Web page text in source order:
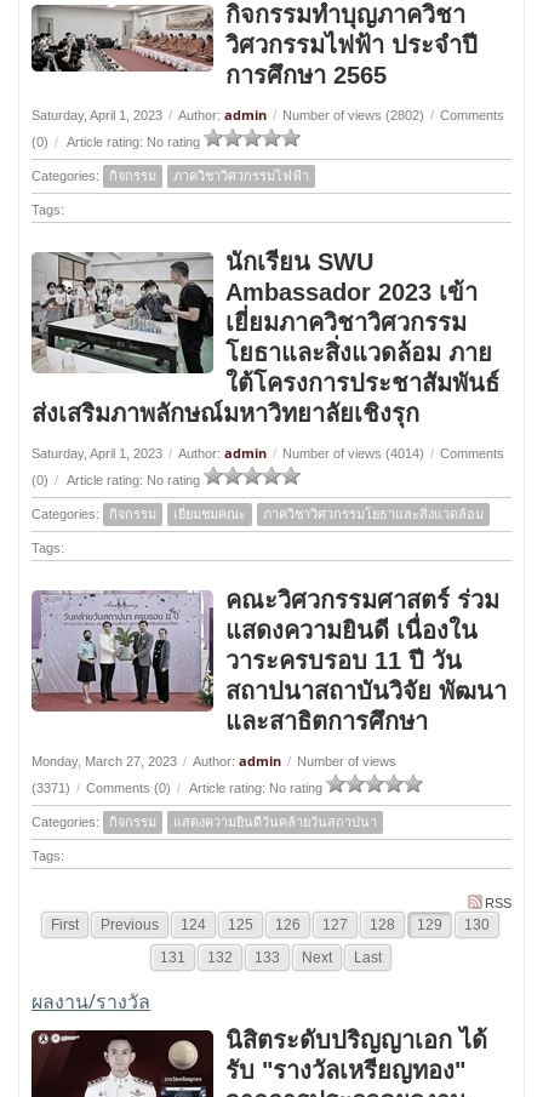
กิจกรรมทำบุญภาควิชา
วิศวกรรมไฟฟ้า ประจำปี
การศึกษา 2565
Saturday, April 1, 2023 / Author: admin / Number of views (2802) / Comments
(0) / Article rating: No rating
Categories: กิจกรรม ภาควิชาวิศวกรรมไฟฟ้า
Tags:
นักเรียน SWU
Ambassador 2023 เข้า
เยี่ยมภาควิชาวิศวกรรม
โยธาและสิ่งแวดล้อม ภาย
ใต้โครงการประชาสัมพันธ์
ส่งเสริมภาพลักษณ์มหาวิทยาลัยเชิงรุก
Saturday, April 1, 2023 / Author: admin / Number of views (4014) / Comments
(0) / Article rating: No rating
Categories: กิจกรรม เยี่ยมชมคณะ ภาควิชาวิศวกรรมโยธาและสิ่งแวดล้อม
Tags:
คณะวิศวกรรมศาสตร์ ร่วม
แสดงความยินดี เนื่องใน
วาระครบรอบ 11 ปี วัน
สถาปนาสถาบันวิจัย พัฒนา
และสาธิตการศึกษา
Monday, March 27, 2023 / Author: admin / Number of views
(3371) / Comments (0) / Article rating: No rating
Categories: กิจกรรม แสดงความยินดีวันคล้ายวันสถาปนา
Tags:
RSS
First Previous 124 125 126 127 128 129
130
131
132 133 Next Last
ผลงาน/รางวัล
นิสิตระดับปริญญาเอก ได้
รับ "รางวัลเหรียญทอง"